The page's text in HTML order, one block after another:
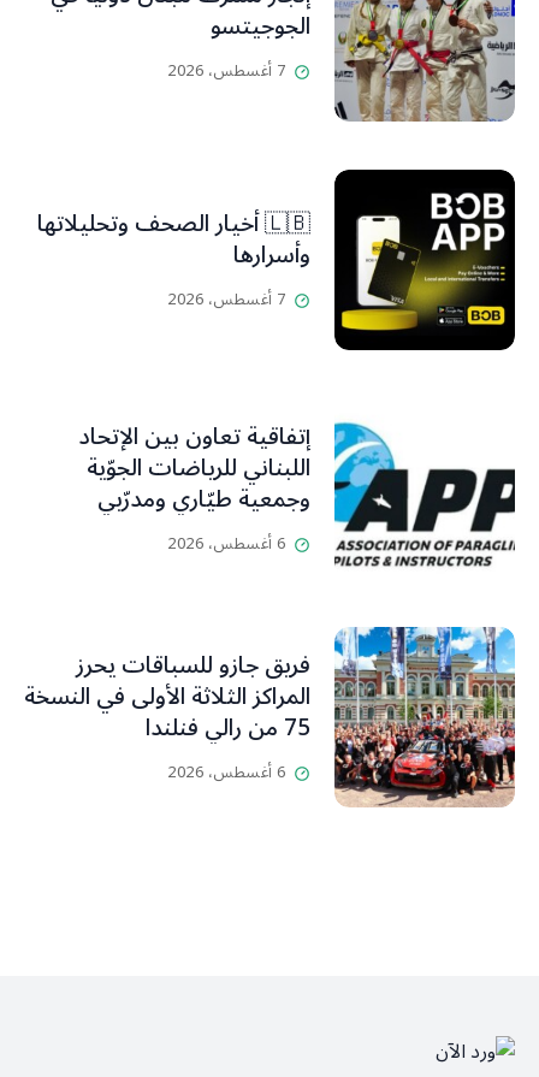
الجوجيتسو
7 أغسطس، 2026
🇱🇧 أخيار الصحف وتحليلاتها
وأسرارها
7 أغسطس، 2026
إتفاقية تعاون بين الإتحاد
اللبناني للرياضات الجوّية
وجمعية طيّاري ومدرّبي
الطيران الشراعي
6 أغسطس، 2026
فريق جازو للسباقات يحرز
المراكز الثلاثة الأولى في النسخة
75 من رالي فنلندا
6 أغسطس، 2026